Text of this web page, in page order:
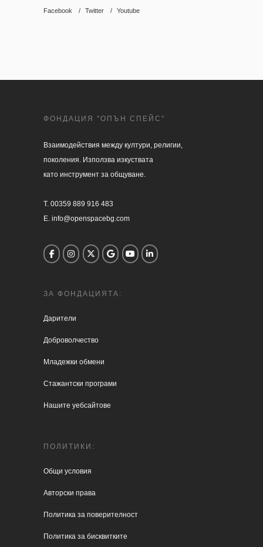
Facebook Twitter Youtube
ФОНДАЦИЯ "ОПЪН СПЕЙС"
Взаимодействия между култури, религии,
поколения. Използва изкуствата
като инструмент за общуване.
T. 00359 889 916 483
E. info@openspacebg.com
ЗА ФОНДАЦИЯТА:
Дарители
Доброволчество
Младежки обмени
Стажантски програми
Нашите уебсайтове
ПОЛИТИКИ:
Общи условия
Aвторски права
Политика за поверителност
Политика за бисквитките